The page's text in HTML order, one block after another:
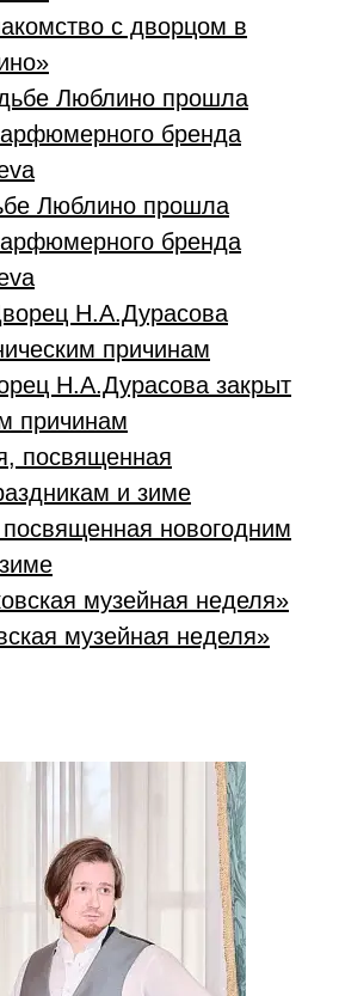
с дворцом в
Люблино прошла
бренда
Н.А.Дурасова закрыт
причинам
новогодним
музейная неделя»